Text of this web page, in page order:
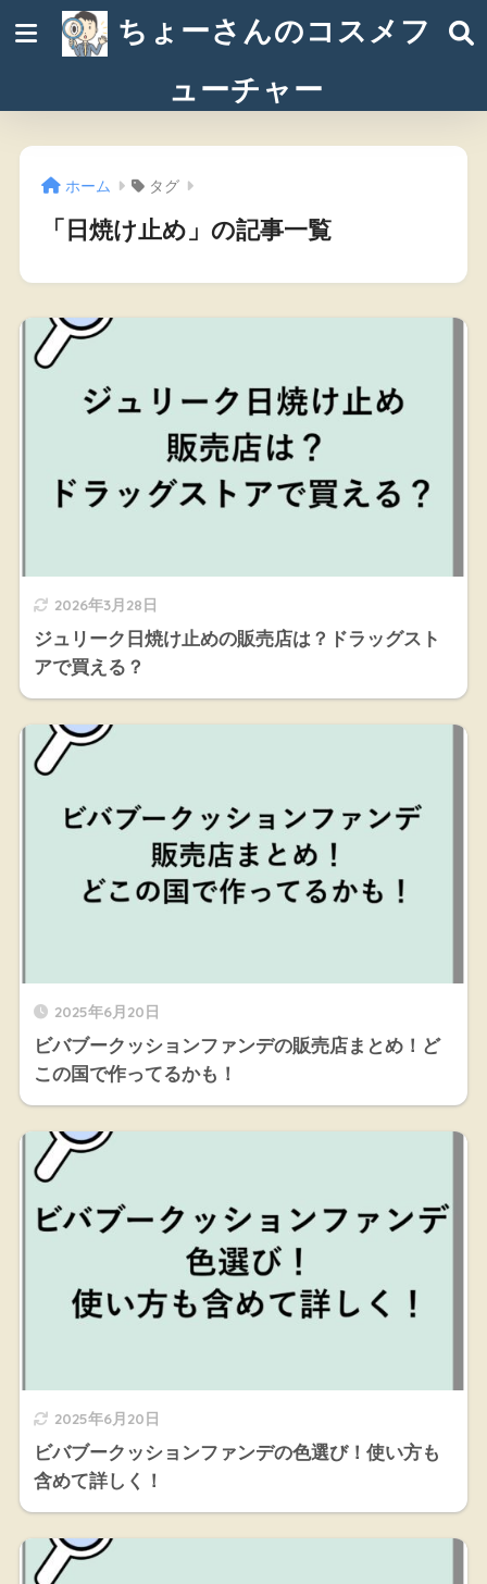
ちょーさんのコスメフ
ューチャー
ホーム タグ
「日焼け止め」の記事一覧
2026年3月28日
ジュリーク日焼け止めの販売店は？ドラッグスト
アで買える？
2025年6月20日
ビバブークッションファンデの販売店まとめ！ど
この国で作ってるかも！
2025年6月20日
ビバブークッションファンデの色選び！使い方も
含めて詳しく！